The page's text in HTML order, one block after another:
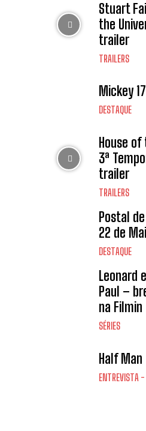
Stuart
the
trailer
TRAILERS
Mickey 17
DESTAQUE
House of
3ª
trailer
TRAILERS
Postal
22 de
DESTAQUE
Leonard
Paul –
na Filmin
SÉRIES
Half Man
ENTREVISTA -